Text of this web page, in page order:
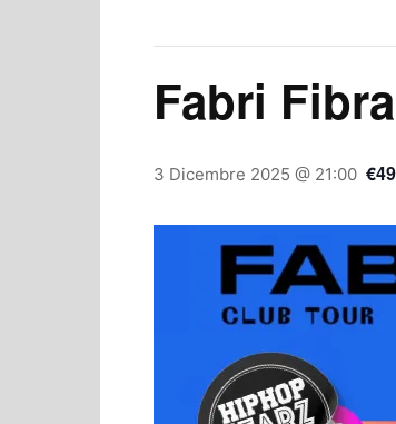
Fabri
3 Dicembre 2025 @ 21:00